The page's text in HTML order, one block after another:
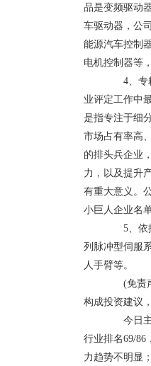
品是变频驱动
车驱动器，公
能源汽车控制
电机控制器等
4、专精
业评定工作中
是指专注于细
市场占有率高
的排头兵企业
力，以及提升
有重大意义。
小巨人企业名单
5、依据
列脉冲型伺服
人手臂等。
(免责声
构成投资建议
今日主
行业排名69/86
力趋势不明显